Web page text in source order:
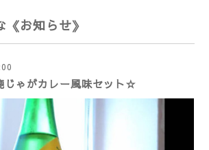
お知らせ》
ゃがカレー風味セット☆